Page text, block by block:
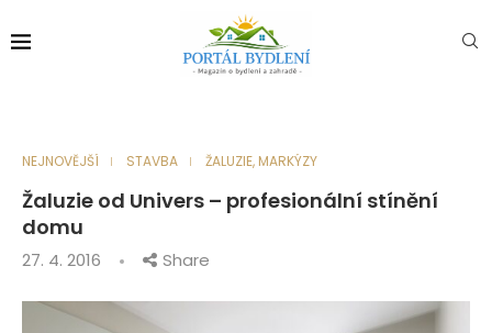
NEJNOVĚJŠÍ STAVBA ŽALUZIE, MARKÝZY
Žaluzie od Univers – profesionální stínění
domu
27. 4. 2016 Share